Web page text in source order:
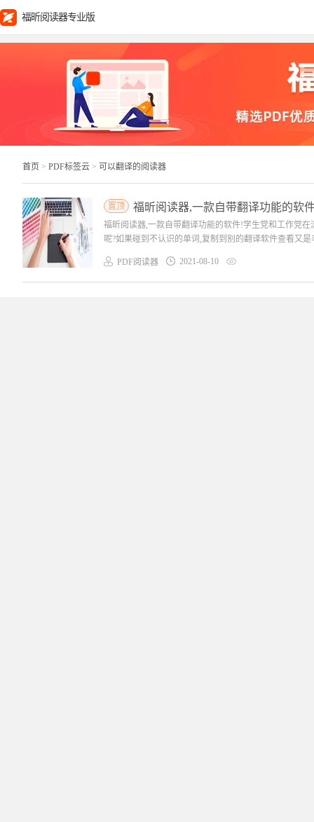
福昕阅读器专业版
首页 > PDF标签云 > 可以翻译的阅读器
置顶 福昕阅读器,一款自带翻译功能的软
福昕阅读器,一款自带翻译功能的软件!学生党和工作党
呢?如果碰到不认识的单词,复制到别的翻译软件查看又
PDF阅读器 2021-08-10